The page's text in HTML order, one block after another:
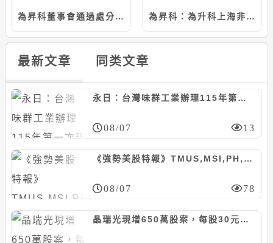
為昇科董事會通過處分上海子公司100%股權，預計認列處分損失約6526萬元 為昇科：為升科上海非中國區客戶移由公司持續承接及經營後、將退出中國市場
最新文章 同类文章
永日：台灣味群工業辦理115年第一次現增600萬股案，每股45元
08/07 13
《強勢美股特報》TMUS,MSI,PH,FOXA等10檔
08/07 78
晶瑞光現增650萬股案，每股30元、認股基準日8/29